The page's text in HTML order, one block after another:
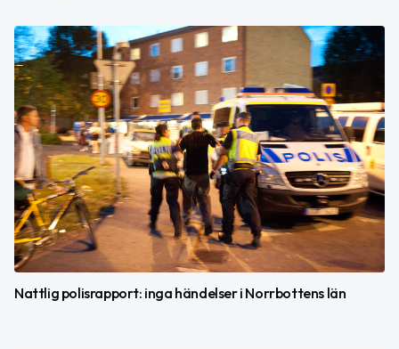
Nattlig polisrapport: inga händelser i Norrbottens län